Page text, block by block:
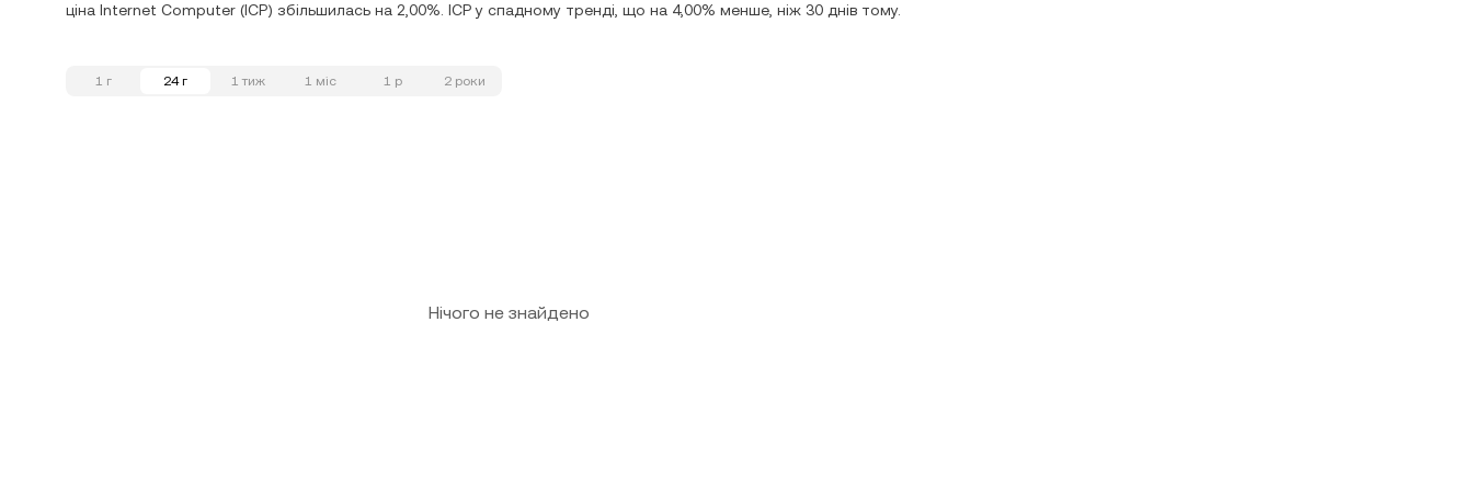
ціна Internet Computer (ICP) збільшилась на 2,00%. ICP у спадному тренді, що на 4,00% менше, ніж 30 днів тому.
1 г 24 г 1 тиж 1 міс 1 р 2 роки
Нічого не знайдено